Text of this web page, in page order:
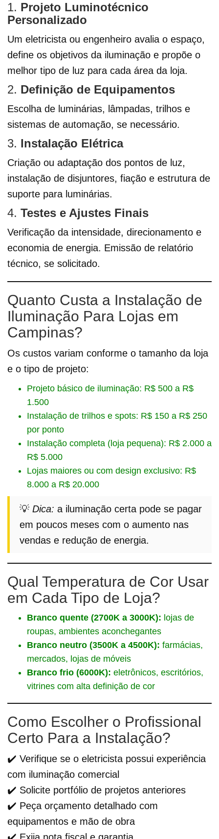
1. Projeto Luminotécnico
Personalizado
Um eletricista ou engenheiro avalia o espaço,
define os objetivos da iluminação e propõe o
melhor tipo de luz para cada área da loja.
2. Definição de Equipamentos
Escolha de luminárias, lâmpadas, trilhos e
sistemas de automação, se necessário.
3. Instalação Elétrica
Criação ou adaptação dos pontos de luz,
instalação de disjuntores, fiação e estrutura de
suporte para luminárias.
4. Testes e Ajustes Finais
Verificação da intensidade, direcionamento e
economia de energia. Emissão de relatório
técnico, se solicitado.
Quanto Custa a Instalação de
Iluminação Para Lojas em
Campinas?
Os custos variam conforme o tamanho da loja
e o tipo de projeto:
Projeto básico de iluminação: R$ 500 a R$
1.500
Instalação de trilhos e spots: R$ 150 a R$ 250
por ponto
Instalação completa (loja pequena): R$ 2.000 a
R$ 5.000
Lojas maiores ou com design exclusivo: R$
8.000 a R$ 20.000
💡 Dica: a iluminação certa pode se pagar
em poucos meses com o aumento nas
vendas e redução de energia.
Qual Temperatura de Cor Usar
em Cada Tipo de Loja?
Branco quente (2700K a 3000K): lojas de
roupas, ambientes aconchegantes
Branco neutro (3500K a 4500K): farmácias,
mercados, lojas de móveis
Branco frio (6000K): eletrônicos, escritórios,
vitrines com alta definição de cor
Como Escolher o Profissional
Certo Para a Instalação?
✔️ Verifique se o eletricista possui experiência
com iluminação comercial
✔️ Solicite portfólio de projetos anteriores
✔️ Peça orçamento detalhado com
equipamentos e mão de obra